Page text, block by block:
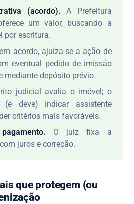
(acordo). A Prefeitura
um valor, buscando a
por escritura.
acordo, ajuíza-se a ação de
eventual pedido de imissão
mediante depósito prévio.
judicial avalia o imóvel; o
(e deve) indicar assistente
critérios mais favoráveis.
O juiz fixa a
juros e correção.
que protegem (ou